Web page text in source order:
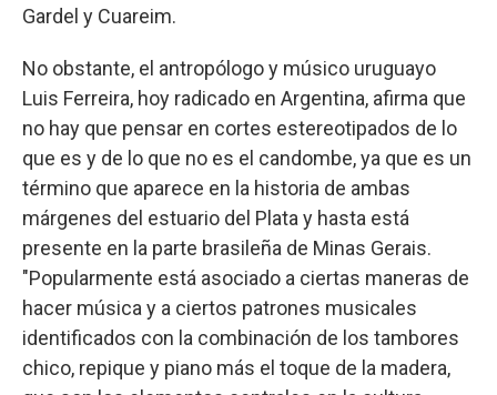
Gardel y Cuareim.
No obstante, el antropólogo y músico uruguayo
Luis Ferreira, hoy radicado en Argentina, afirma que
no hay que pensar en cortes estereotipados de lo
que es y de lo que no es el candombe, ya que es un
término que aparece en la historia de ambas
márgenes del estuario del Plata y hasta está
presente en la parte brasileña de Minas Gerais.
"Popularmente está asociado a ciertas maneras de
hacer música y a ciertos patrones musicales
identificados con la combinación de los tambores
chico, repique y piano más el toque de la madera,